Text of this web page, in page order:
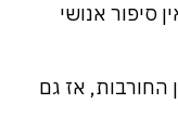
סיפור אנושי
החורבות, אז גם